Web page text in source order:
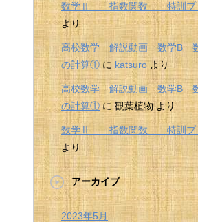
数学Ⅱ 指数関数 特訓プ
より
高校数学 解説動画 数学B
の計算① に katsuroより
高校数学 解説動画 数学B
の計算①に観葉植物より
数学Ⅱ 指数関数 特訓プ
より
アーカイブ
2023年5月